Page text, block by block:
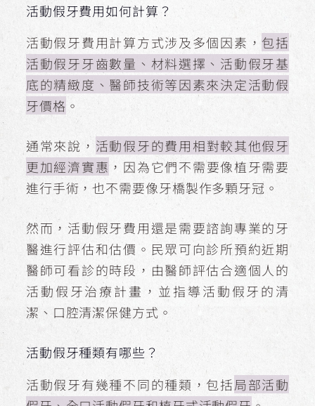
活動假牙費用如何計算？
活動假牙費用計算方式涉及多個因素， 包括
活動假牙牙齒數量、材料選擇、活動假牙基
底的精緻度、醫師技術等因素來決定活動假
牙價格 。
通常來說， 活動假牙的費用相對較其他假牙
更加經濟實惠 ，因為它們不需要像植牙需要
進行手術，也不需要像牙橋製作多顆牙冠。
然而，活動假牙費用還是需要諮詢專業的牙
醫進行評估和估價。民眾可向診所預約近期
醫師可看診的時段，由醫師評估合適個人的
活動假牙治療計畫，並指導活動假牙的清
潔、口腔清潔保健方式。
活動假牙種類有哪些？
活動假牙有幾種不同的種類，包括局部活動